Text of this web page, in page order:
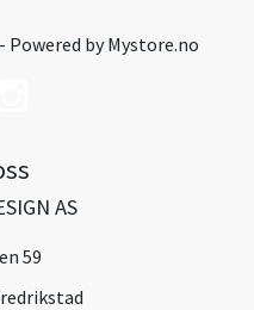
Powered byMystore.no
AS
59